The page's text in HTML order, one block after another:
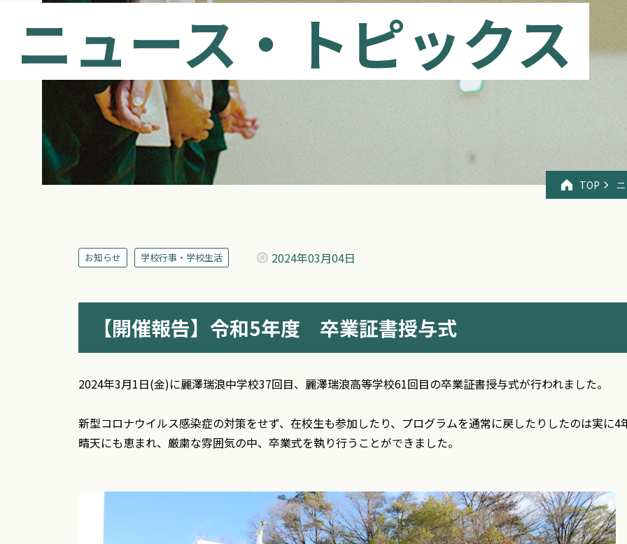
ニュース・トピックス
TOP
お知らせ 学校行事・学校生活 2024年03月04日
【開催報告】令和5年度 卒業証書授与式
2024年3月1日(金)に麗澤瑞浪中学校37回目、麗澤瑞浪高等学校61回目の卒業証書授与式が行われました。
新型コロナウイルス感染症の対策をせず、在校生も参加したり、プログラムを通常に戻したりしたのは実に4
晴天にも恵まれ、厳粛な雰囲気の中、卒業式を執り行うことができました。